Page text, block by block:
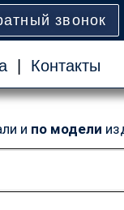
звонок
| Контакты
и по модели